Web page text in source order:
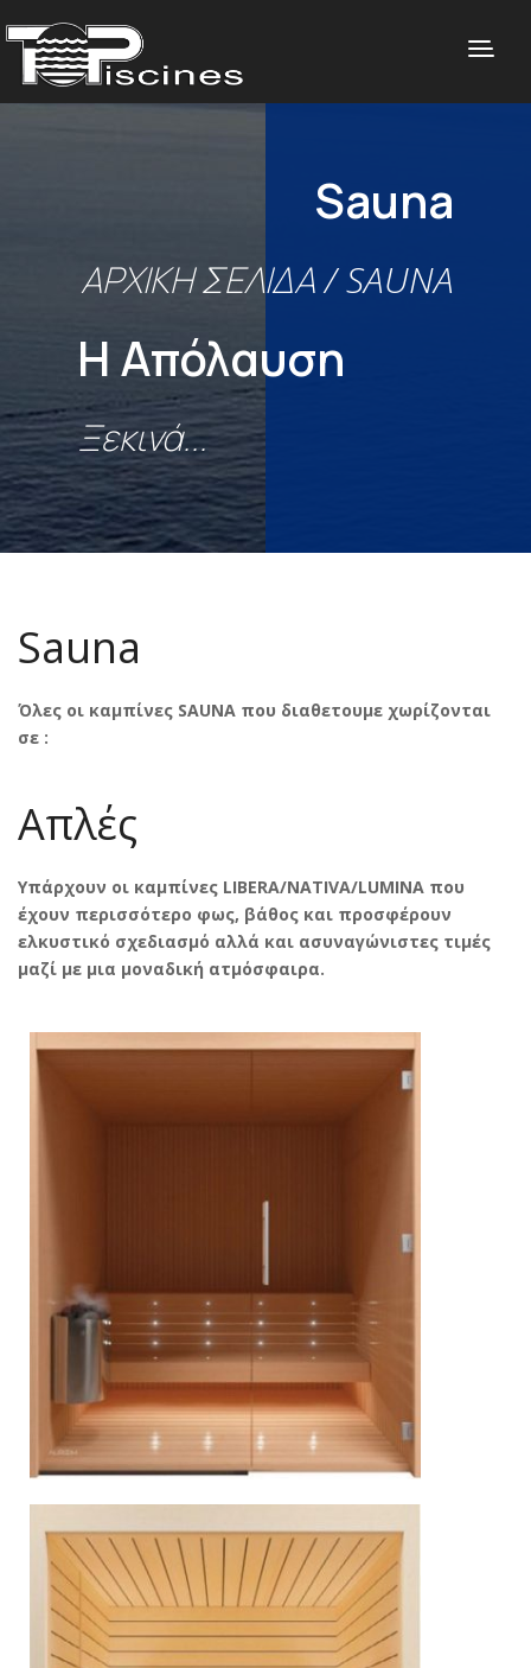
Sauna
ΑΡΧΙΚΉ ΣΕΛΊΔΑ/ SAUNA
Η Απόλαυση
Ξεκινά...
Sauna
Όλες οι καμπίνες SAUNA που διαθετουμε χωρίζονται
σε :
Απλές
Υπάρχουν οι καμπίνες LIBERA/NATIVA/LUMINA που
έχουν περισσότερο φως, βάθος και προσφέρουν
ελκυστικό σχεδιασμό αλλά και ασυναγώνιστες τιμές
μαζί με μια μοναδική ατμόσφαιρα.